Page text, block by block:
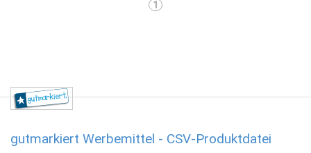
1
gutmarkiert Werbemittel - CSV-Produktdatei